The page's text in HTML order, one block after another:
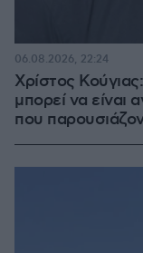
Χρίστος
μπορεί να είναι
που
06.08.2026, 22:24